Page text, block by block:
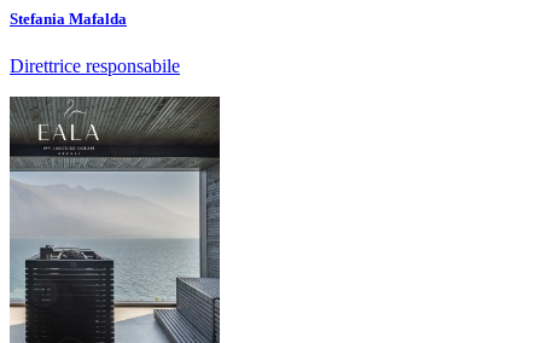
Stefania Mafalda
Direttrice responsabile